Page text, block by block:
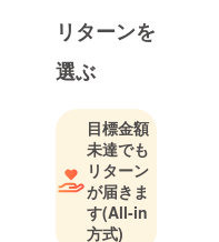
様だけでな
く、社会に
大きな明か
りを
灯した
い・・・、
すべての人
の笑顔を作
りた
リターンを
選ぶ
目標金額
未達でも
リターン
が届きま
す(All-in
方式)